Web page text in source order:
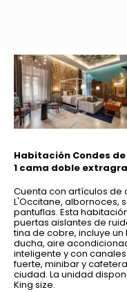
Habitación Condes de
1 cama doble
Cuenta con artículos de
L'Occitane, albornoces,
pantuflas. Esta
puertas aislantes de
tina de cobre, incluye
ducha, aire
inteligente y con
fuerte, minibar y
ciudad. La unidad
King size.